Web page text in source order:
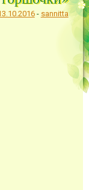
- sannitta